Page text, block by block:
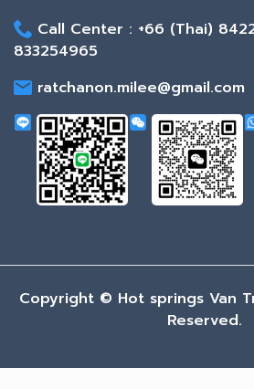
Call Center : +66 (Thai)
833254965
ratchanon.milee@gmail.com
Copyright © Hot springs Van
Reserved.